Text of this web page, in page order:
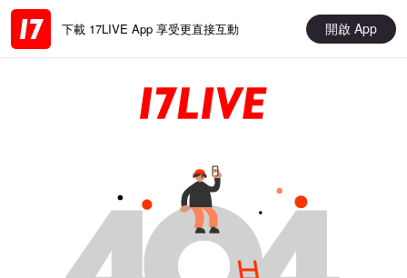
下載 17LIVE App 享受更直接互動 開啟 App